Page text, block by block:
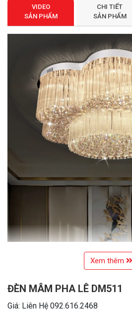
VIDEO
SẢN PHẨM
CHI TIẾT
SẢN PHẨM
Xem thêm
ĐÈN MÂM PHA LÊ DM511
Giá: Liên Hệ 092.616.2468